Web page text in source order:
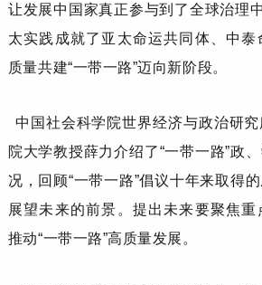
让发展中国家真正参与到了全球治理
太实践成就了亚太命运共同体、中泰
质量共建“一带一路”迈向新阶段。
中国社会科学院世界经济与政治研
院大学教授薛力介绍了“一带一路”政
况，回顾“一带一路”倡议十年来取得
展望未来的前景。提出未来要聚焦重
推动“一带一路”高质量发展。